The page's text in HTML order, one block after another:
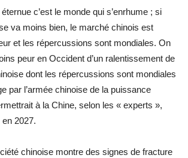
c’est le monde qui s’enrhume ; si
va moins bien, le marché chinois est
et les répercussions sont mondiales. On
peur en Occident d’un ralentissement de
dont les répercussions sont mondiales
par l’armée chinoise de la puissance
à la Chine, selon les « experts »,
en 2027.
chinoise montre des signes de fracture